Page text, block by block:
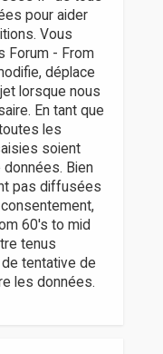
pour aider
Vous
Forum - From
déplace
lorsque nous
En tant que
les
soient
Bien
pas diffusées
60's to mid
tenus
tentative de
les données.